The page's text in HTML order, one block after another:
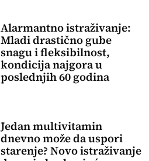
Alarmantno istraživanje:
Mladi drastično gube
snagu i fleksibilnost,
kondicija najgora u
poslednjih 60 godina
Jedan multivitamin
dnevno može da uspori
starenje? Novo istraživanje